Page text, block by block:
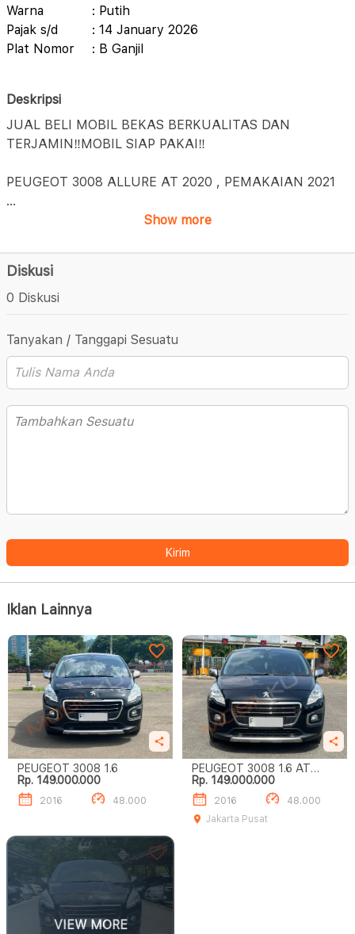
Warna
: Putih
Pajak s/d
: 14 January 2026
Plat Nomor
: B Ganjil
Deskripsi
JUAL BELI MOBIL BEKAS BERKUALITAS DAN
TERJAMIN‼️MOBIL SIAP PAKAI‼️
PEUGEOT 3008 ALLURE AT 2020 , PEMAKAIAN 2021
...
Show more
Diskusi
0 Diskusi
Tanyakan / Tanggapi Sesuatu
Kirim
Iklan Lainnya
PEUGEOT 3008 1.6
Rp. 149.000.000
2016 48.000
PEUGEOT 3008 1.6 AT
HITAM 2016
Rp. 149.000.000
2016
48.000
Jakarta Pusat
VIEW MORE